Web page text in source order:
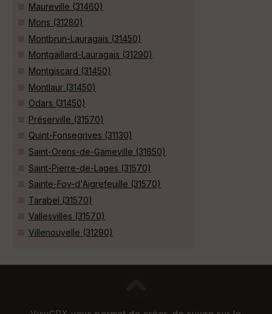
Maureville (31460)
Mons (31280)
Montbrun-Lauragais (31450)
Montgaillard-Lauragais (31290)
Montgiscard (31450)
Montlaur (31450)
Odars (31450)
Préserville (31570)
Quint-Fonsegrives (31130)
Saint-Orens-de-Gameville (31650)
Saint-Pierre-de-Lages (31570)
Sainte-Foy-d'Aigrefeuille (31570)
Tarabel (31570)
Vallesvilles (31570)
Villenouvelle (31290)